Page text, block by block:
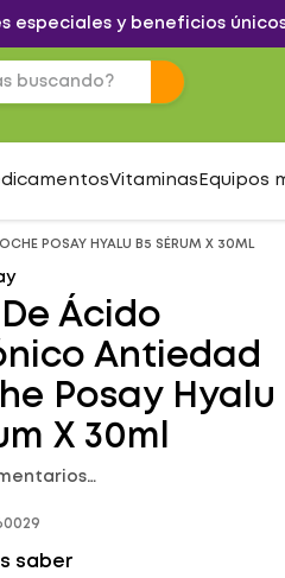
especiales y beneficios
Vitaminas Equipos
POSAY HYALU B5 SÉRUM X 30ML
Ácido
Antiedad
Posay Hyalu
X 30ml
saber